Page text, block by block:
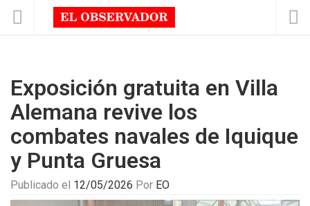
Exposición gratuita en Villa
Alemana revive los
combates navales de Iquique
y Punta Gruesa
Publicado el 12/05/2026 Por EO